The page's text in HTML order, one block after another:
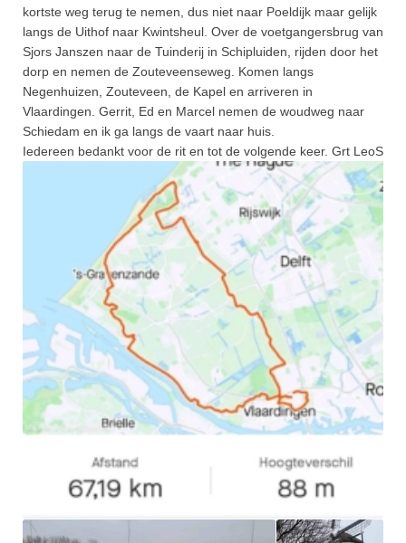
kortste weg terug te nemen, dus niet naar Poeldijk maar gelijk
langs de Uithof naar Kwintsheul. Over de voetgangersbrug van
Sjors Janszen naar de Tuinderij in Schipluiden, rijden door het
dorp en nemen de Zouteveenseweg. Komen langs
Negenhuizen, Zouteveen, de Kapel en arriveren in
Vlaardingen. Gerrit, Ed en Marcel nemen de woudweg naar
Schiedam en ik ga langs de vaart naar huis.
Iedereen bedankt voor de rit en tot de volgende keer. Grt LeoS